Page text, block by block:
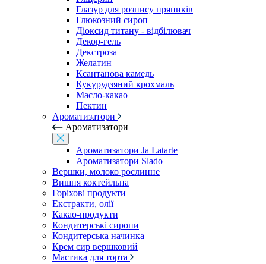
Глазур для розпису пряників
Глюкозний сироп
Діоксид титану - відбілювач
Декор-гель
Декстроза
Желатин
Ксантанова камедь
Кукурудзяний крохмаль
Масло-какао
Пектин
Ароматизатори
Ароматизатори
Ароматизатори Ja Latarte
Ароматизатори Slado
Вершки, молоко рослинне
Вишня коктейльна
Горіхові продукти
Екстракти, олії
Какао-продукти
Кондитерські сиропи
Кондитерська начинка
Крем сир вершковий
Мастика для торта